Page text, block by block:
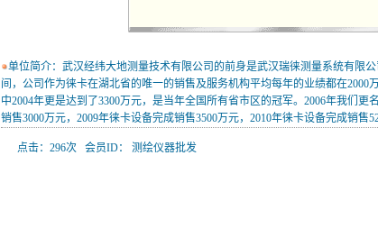
单位简介：武汉经纬大地测量技术有限公司的前身是武汉瑞徕测量系统有限
间，公司作为徕卡在湖北省的唯一的销售及服务机构平均每年的业绩都在
中2004年更是达到了3300万元，是当年全国所有省市区的冠军。2006年我们
销售3000万元，2009年徕卡设备完成销售3500万元，2010年徕卡设备完成销售
点击：296次 会员ID： 测绘仪器批发